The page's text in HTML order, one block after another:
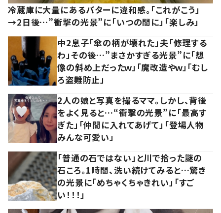
冷蔵庫に大量にあるバターに違和感。「これがこう」
→2日後…”衝撃の光景”に「いつの間に」「楽しみ」
中2息子「傘の柄が壊れた」夫「修理する
わ」その後…”まさかすぎる光景”に「想
像の斜め上だったｗ」「魔改造やｗ」「むし
ろ盗難防止」
2人の娘と写真を撮るママ。しかし、背後
をよく見ると…“衝撃の光景”に「最高す
ぎた」「仲間に入れてあげて」「登場人物
みんな可愛い」
「普通の石ではない」と川で拾った謎の
石ころ。1時間、洗い続けてみると…驚き
の光景に「めちゃくちゃきれい」「すご
い！！！」